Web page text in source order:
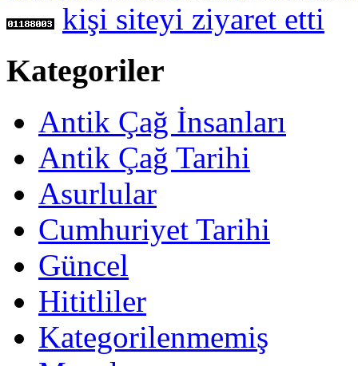
kişi siteyi ziyaret etti
Kategoriler
Antik Çağ İnsanları
Antik Çağ Tarihi
Asurlular
Cumhuriyet Tarihi
Güncel
Hititliler
Kategorilenmemiş